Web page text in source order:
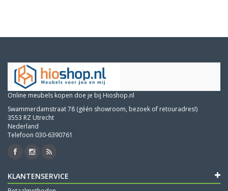
Online meubels kopen doe je bij Hioshop.nl
Swammerdamstraat 78 (géén showroom, bezoek of retouradres!)
3553 RZ Utrecht
Nederland
Telefoon 030-6390761
KLANTENSERVICE